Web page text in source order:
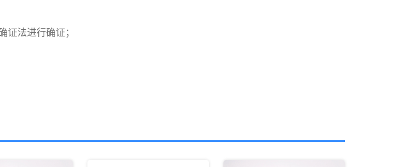
法进行确证；